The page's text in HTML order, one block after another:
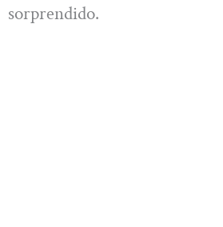
sorprendido.